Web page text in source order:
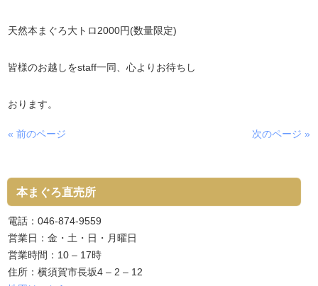
天然本まぐろ大トロ2000円(数量限定)
皆様のお越しをstaff一同、心よりお待ちし
おります。
« 前のページ 次のページ »
本まぐろ直売所
電話：046-874-9559
営業日：金・土・日・月曜日
営業時間：10 – 17時
住所：横須賀市長坂4 – 2 – 12